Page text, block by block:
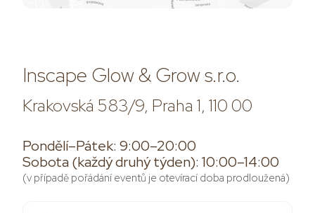
Inscape Glow & Grow s.r.o.
Krakovská 583/9, Praha 1, 110 00
Pondělí–Pátek: 9:00–20:00
Sobota (každý druhý týden): 10:00–14:00
(v případě pořádání eventů je otevírací doba prodloužená)